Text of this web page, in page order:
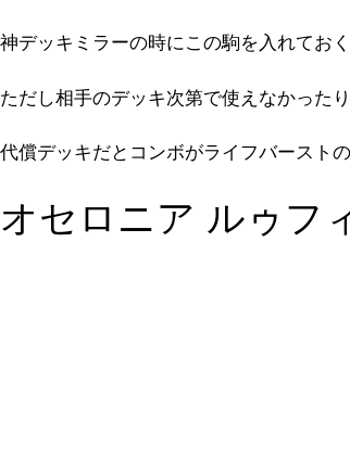
神デッキミラーの時にこの駒を入れてお
ただし相手のデッキ次第で使えなかった
代償デッキだとコンボがライフバースト
オセロニア ルゥフ